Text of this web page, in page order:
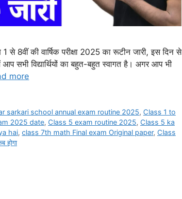
की वार्षिक परीक्षा 2025 का रूटीन जारी, इस दिन से
सभी विद्यार्थियों का बहुत-बहुत स्वागत है। अगर आप भी
more
sarkari school annual exam routine 2025, Class 1 to
2025 date, Class 5 exam routine 2025, Class 5 ka
hai, class 7th math Final exam Original paper, Class
होगा